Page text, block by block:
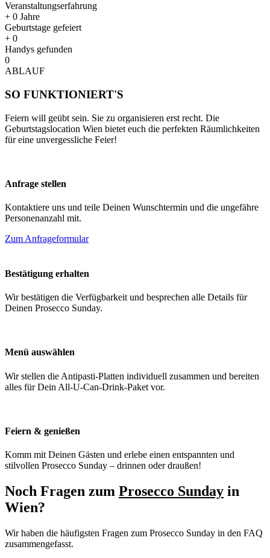
Veranstaltungserfahrung
+ 0 Jahre
Geburtstage gefeiert
+ 0
Handys gefunden
0
ABLAUF
SO FUNKTIONIERT'S
Feiern will geübt sein. Sie zu organisieren erst recht. Die
Geburtstagslocation Wien bietet euch die perfekten Räumlichkeiten
für eine unvergessliche Feier!
Anfrage stellen
Kontaktiere uns und teile Deinen Wunschtermin und die ungefähre
Personenanzahl mit.
Zum Anfrageformular
Bestätigung erhalten
Wir bestätigen die Verfügbarkeit und besprechen alle Details für
Deinen Prosecco Sunday.
Menü auswählen
Wir stellen die Antipasti-Platten individuell zusammen und bereiten
alles für Dein All-U-Can-Drink-Paket vor.
Feiern & genießen
Komm mit Deinen Gästen und erlebe einen entspannten und
stilvollen Prosecco Sunday – drinnen oder draußen!
Noch Fragen zum Prosecco Sunday in
Wien?
Wir haben die häufigsten Fragen zum Prosecco Sunday in den FAQ
zusammengefasst.